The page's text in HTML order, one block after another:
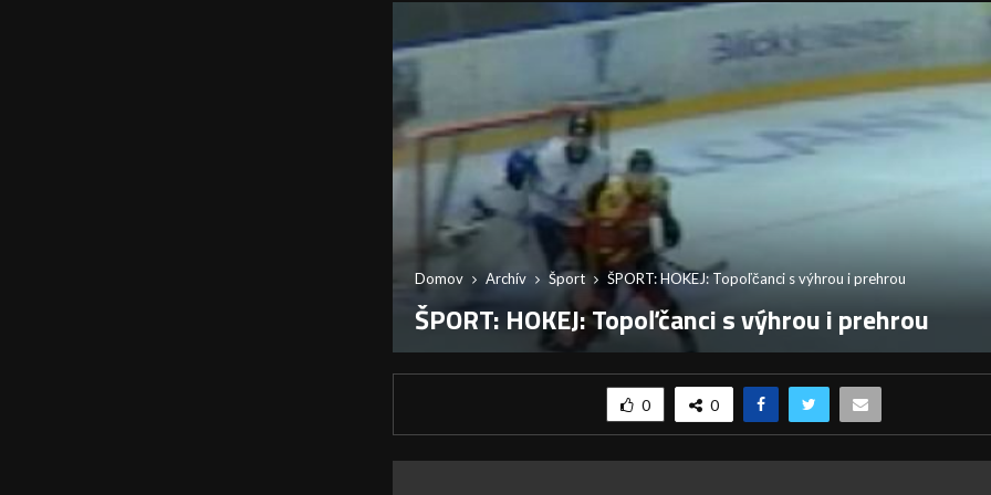
Domov Archív Šport ŠPORT: HOKEJ: Topoľčanci s výhrou i prehrou
ŠPORT: HOKEJ: Topoľčanci s výhrou i prehrou
0 0